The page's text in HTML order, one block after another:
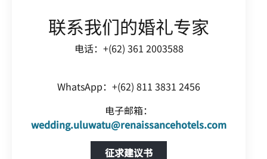
联系我们的婚礼专家
电话：+(62) 361 2003588
WhatsApp：+(62) 811 3831 2456
电子邮箱：
wedding.uluwatu@renaissancehotels.com
征求建议书Open in New Tab